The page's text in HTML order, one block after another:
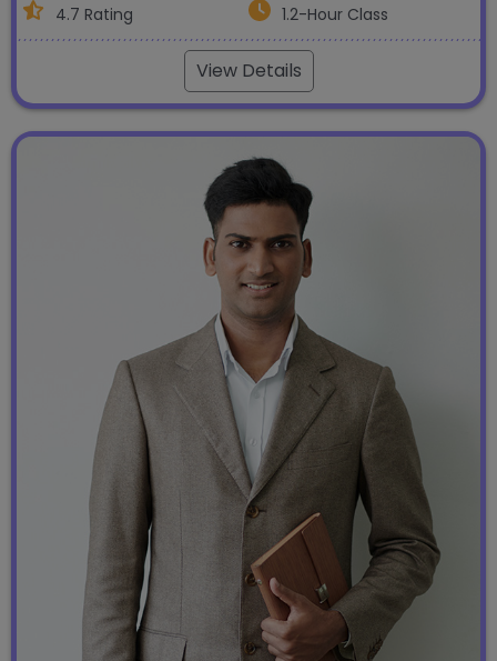
4.7 Rating
1.2-Hour Class
View Details